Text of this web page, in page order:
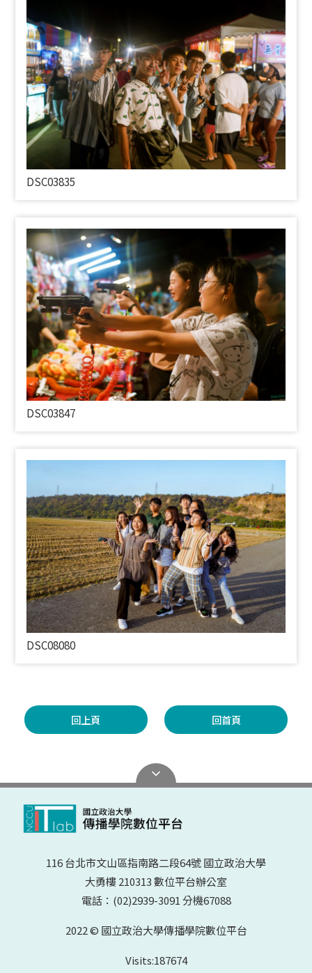
DSC03835
DSC03847
DSC08080
回上頁 回首頁
116 台北市文山區指南路二段64號 國立政治大學
大勇樓 210313 數位平台辦公室
電話：(02)2939-3091 分機67088
2022 © 國立政治大學傳播學院數位平台
Visits:187674